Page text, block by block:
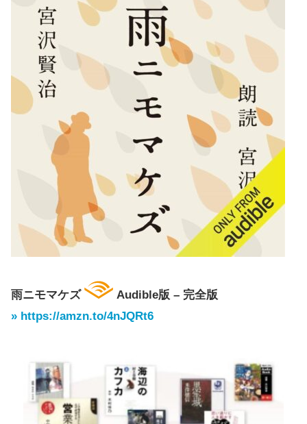
雨ニモマケズ
Audible版 – 完全版
» https://amzn.to/4nJQRt6